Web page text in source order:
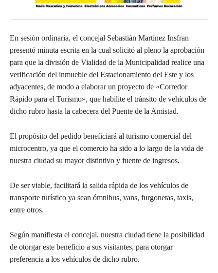
En sesión ordinaria, el concejal Sebastián Martínez Insfran
presentó minuta escrita en la cual solicitó al pleno la aprobación
para que la división de Vialidad de la Municipalidad realice una
verificación del inmueble del Estacionamiento del Este y los
adyacentes, de modo a elaborar un proyecto de «Corredor
Rápido para el Turismo», que habilite el tránsito de vehículos de
dicho rubro hasta la cabecera del Puente de la Amistad.
El propósito del pedido beneficiará al turismo comercial del
microcentro, ya que el comercio ha sido a lo largo de la vida de
nuestra ciudad su mayor distintivo y fuente de ingresos.
De ser viable, facilitará la salida rápida de los vehículos de
transporte turístico ya sean ómnibus, vans, furgonetas, taxis,
entre otros.
Según manifiesta el concejal, nuestra ciudad tiene la posibilidad
de otorgar este beneficio a sus visitantes, para otorgar
preferencia a los vehículos de dicho rubro.